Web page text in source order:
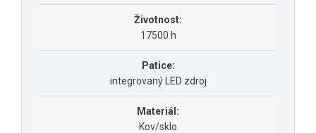
Životnost:
17500 h
Patice:
integrovaný LED zdroj
Materiál:
Kov/sklo